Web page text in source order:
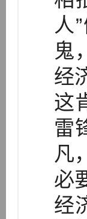
人
鬼
经
这
雷
凡
必
经